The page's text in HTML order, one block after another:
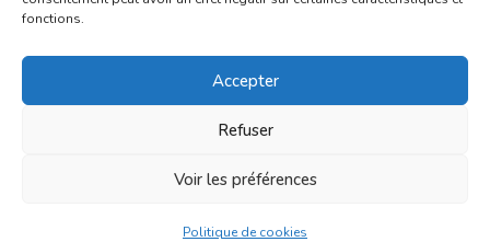
fonctions.
Accepter
Refuser
Voir les préférences
Politique de cookies
Bonnemaire (rue Saint-Jacques)
du 9 au 12 octobre:pharmacie
Carnus (rue Marcellin-Fabre)
Le 12 octobre :pharmacie